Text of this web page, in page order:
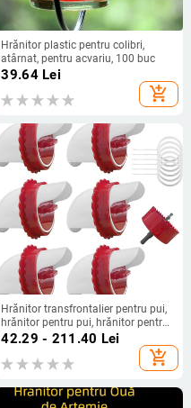
Hrănitor plastic pentru colibri,
atârnat, pentru acvariu, 100 buc
39.64Lei
add_shopping_cart
Hrănitor transfrontalier pentru pui,
hrănitor pentru pui, hrănitor pentru
păsări de curte, găleată, hrănitor
automat pentru gravitație DIY
42.29 - 211.40 Lei
add_shopping_cart